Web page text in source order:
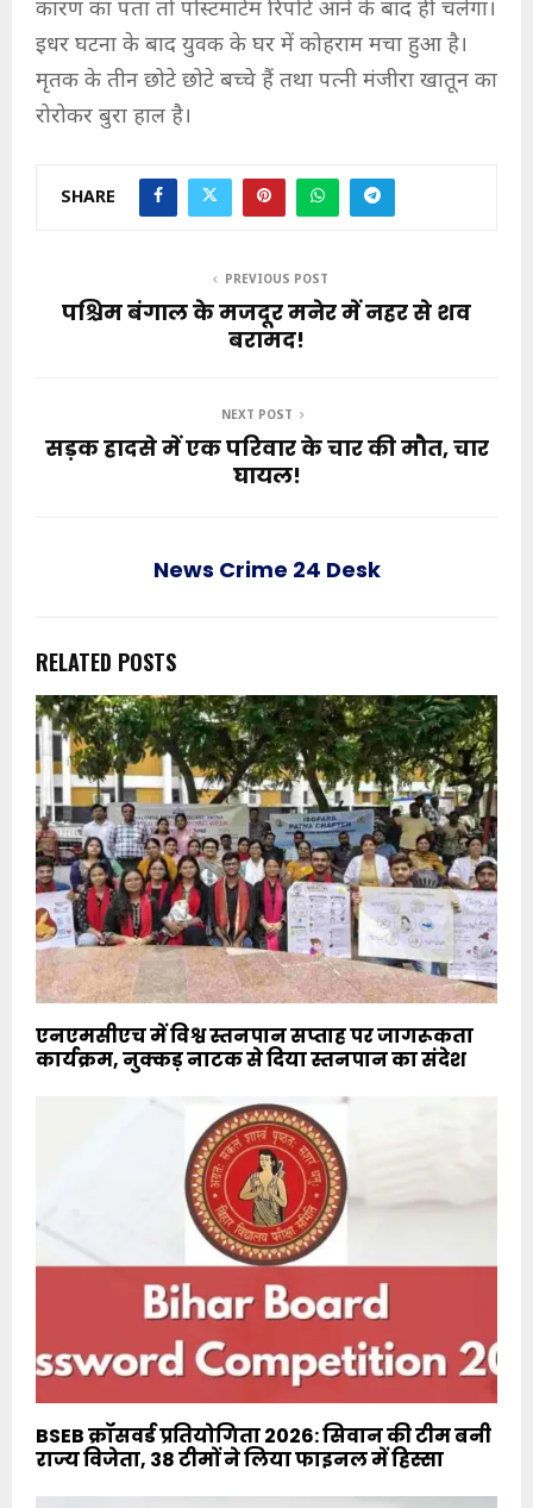
कारण का पता तो पोस्टमार्टम रिपोर्ट आने के बाद ही चलेगा।
इधर घटना के बाद युवक के घर में कोहराम मचा हुआ है।
मृतक के तीन छोटे छोटे बच्चे हैं तथा पत्नी मंजीरा खातून का
रोरोकर बुरा हाल है।
SHARE
PREVIOUS POST
पश्चिम बंगाल के मजदूर मनेर में नहर से शव
बरामद!
NEXT POST
सड़क हादसे में एक परिवार के चार की मौत, चार
घायल!
News Crime 24 Desk
RELATED POSTS
एनएमसीएच में विश्व स्तनपान सप्ताह पर जागरूकता
कार्यक्रम, नुक्कड़ नाटक से दिया स्तनपान का संदेश
BSEB क्रॉसवर्ड प्रतियोगिता 2026: सिवान की टीम बनी
राज्य विजेता, 38 टीमों ने लिया फाइनल में हिस्सा